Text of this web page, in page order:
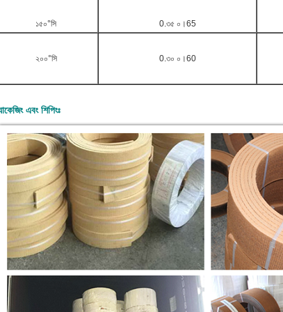
১৫০°সি 0.৩৫ ০।65
২০০°সি 0.৩০ ০।60
এবং শিপিংঃ